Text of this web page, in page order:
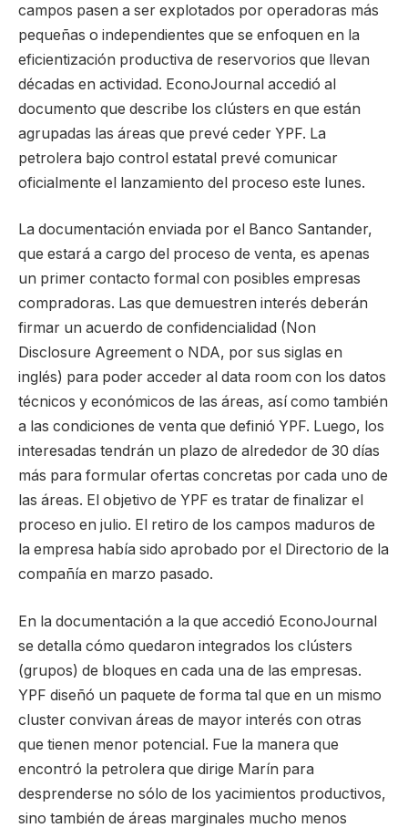
campos pasen a ser explotados por operadoras más
pequeñas o independientes que se enfoquen en la
eficientización productiva de reservorios que llevan
décadas en actividad. EconoJournal accedió al
documento que describe los clústers en que están
agrupadas las áreas que prevé ceder YPF. La
petrolera bajo control estatal prevé comunicar
oficialmente el lanzamiento del proceso este lunes.
La documentación enviada por el Banco Santander,
que estará a cargo del proceso de venta, es apenas
un primer contacto formal con posibles empresas
compradoras. Las que demuestren interés deberán
firmar un acuerdo de confidencialidad (Non
Disclosure Agreement o NDA, por sus siglas en
inglés) para poder acceder al data room con los datos
técnicos y económicos de las áreas, así como también
a las condiciones de venta que definió YPF. Luego, los
interesadas tendrán un plazo de alrededor de 30 días
más para formular ofertas concretas por cada uno de
las áreas. El objetivo de YPF es tratar de finalizar el
proceso en julio. El retiro de los campos maduros de
la empresa había sido aprobado por el Directorio de la
compañía en marzo pasado.
En la documentación a la que accedió EconoJournal
se detalla cómo quedaron integrados los clústers
(grupos) de bloques en cada una de las empresas.
YPF diseñó un paquete de forma tal que en un mismo
cluster convivan áreas de mayor interés con otras
que tienen menor potencial. Fue la manera que
encontró la petrolera que dirige Marín para
desprenderse no sólo de los yacimientos productivos,
sino también de áreas marginales mucho menos